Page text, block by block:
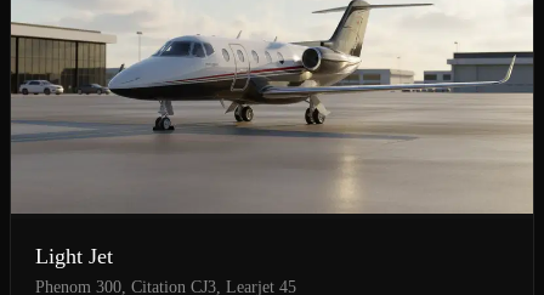
Light Jet
Phenom 300, Citation CJ3, Learjet 45